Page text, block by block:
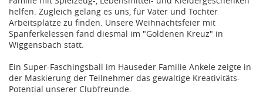
helfen. Zugleich gelang es uns, für Vater und Tochter
Arbeitsplätze zu finden. Unsere Weihnachtsfeier mit
Spanferkelessen fand diesmal im "Goldenen Kreuz" in
Wiggensbach statt.
Ein Super-Faschingsball im Hauseder Familie Ankele zeigte in
der Maskierung der Teilnehmer das gewaltige Kreativitäts-
Potential unserer Clubfreunde.